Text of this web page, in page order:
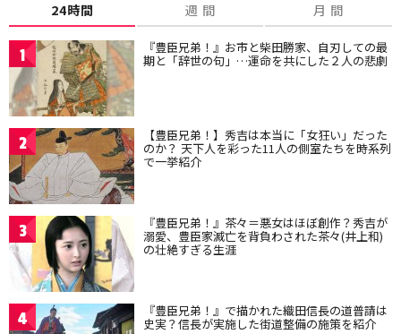
24時間 週 間 月 間
1 『豊臣兄弟！』お市と柴田勝家、自刃しての最
期と「辞世の句」…運命を共にした２人の悲劇
2 【豊臣兄弟！】秀吉は本当に「女狂い」だった
のか？ 天下人を彩った11人の側室たちを時系列
で一挙紹介
3 『豊臣兄弟！』茶々＝悪女はほぼ創作？秀吉が
溺愛、豊臣家滅亡を背負わされた茶々(井上和)
の壮絶すぎる生涯
4 『豊臣兄弟！』で描かれた織田信長の道普請は
史実？信長が実施した街道整備の施策を紹介